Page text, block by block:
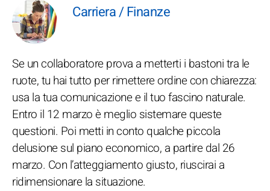
Carriera / Finanze
Se un collaboratore prova a metterti i bastoni tra le
ruote, tu hai tutto per rimettere ordine con chiarezza:
usa la tua comunicazione e il tuo fascino naturale.
Entro il 12 marzo è meglio sistemare queste
questioni. Poi metti in conto qualche piccola
delusione sul piano economico, a partire dal 26
marzo. Con l’atteggiamento giusto, riuscirai a
ridimensionare la situazione.